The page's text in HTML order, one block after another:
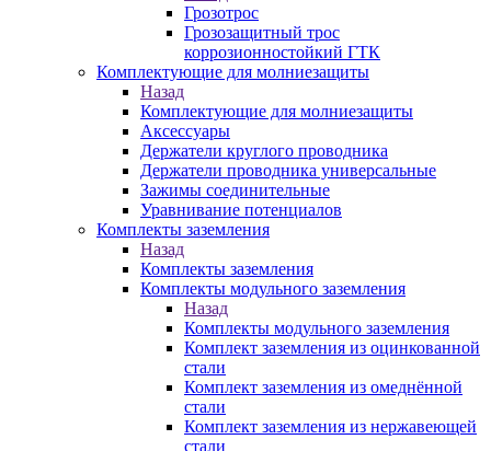
Грозотрос
Грозозащитный трос
коррозионностойкий ГТК
Комплектующие для молниезащиты
Назад
Комплектующие для молниезащиты
Аксессуары
Держатели круглого проводника
Держатели проводника универсальные
Зажимы соединительные
Уравнивание потенциалов
Комплекты заземления
Назад
Комплекты заземления
Комплекты модульного заземления
Назад
Комплекты модульного заземления
Комплект заземления из оцинкованной
стали
Комплект заземления из омеднённой
стали
Комплект заземления из нержавеющей
стали